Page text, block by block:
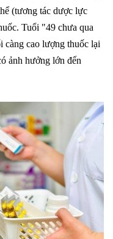
(tương tác dược lực
Tuổi "49 chưa qua
càng cao lượng thuốc lại
ảnh hưởng lớn đến